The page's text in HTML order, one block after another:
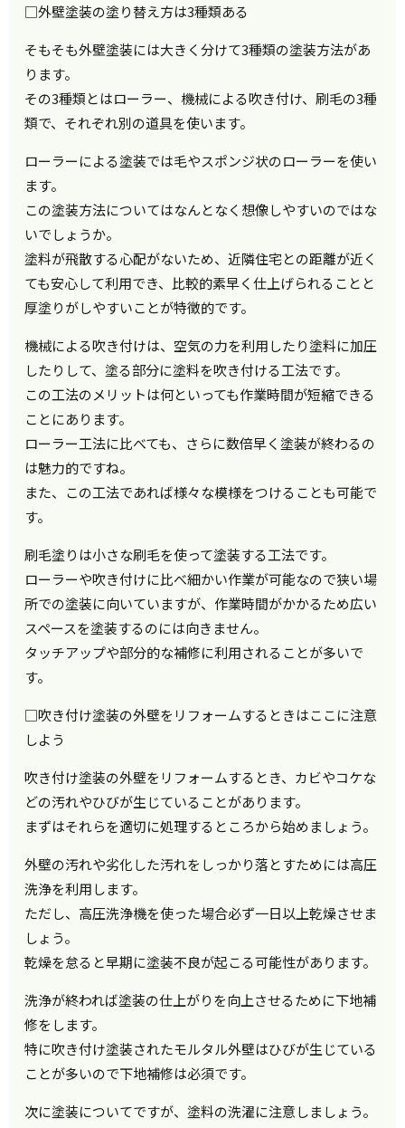
□外壁塗装の塗り替え方は3種類ある
そもそも外壁塗装には大きく分けて3種類の塗装方法があ
ります。
その3種類とはローラー、機械による吹き付け、刷毛の3種
類で、それぞれ別の道具を使います。
ローラーによる塗装では毛やスポンジ状のローラーを使い
ます。
この塗装方法についてはなんとなく想像しやすいのではな
いでしょうか。
塗料が飛散する心配がないため、近隣住宅との距離が近く
ても安心して利用でき、比較的素早く仕上げられることと
厚塗りがしやすいことが特徴的です。
機械による吹き付けは、空気の力を利用したり塗料に加圧
したりして、塗る部分に塗料を吹き付ける工法です。
この工法のメリットは何といっても作業時間が短縮できる
ことにあります。
ローラー工法に比べても、さらに数倍早く塗装が終わるの
は魅力的ですね。
また、この工法であれば様々な模様をつけることも可能で
す。
刷毛塗りは小さな刷毛を使って塗装する工法です。
ローラーや吹き付けに比べ細かい作業が可能なので狭い場
所での塗装に向いていますが、作業時間がかかるため広い
スペースを塗装するのには向きません。
タッチアップや部分的な補修に利用されることが多いで
す。
□吹き付け塗装の外壁をリフォームするときはここに注意
しよう
吹き付け塗装の外壁をリフォームするとき、カビやコケな
どの汚れやひびが生じていることがあります。
まずはそれらを適切に処理するところから始めましょう。
外壁の汚れや劣化した汚れをしっかり落とすためには高圧
洗浄を利用します。
ただし、高圧洗浄機を使った場合必ず一日以上乾燥させま
しょう。
乾燥を怠ると早期に塗装不良が起こる可能性があります。
洗浄が終われば塗装の仕上がりを向上させるために下地補
修をします。
特に吹き付け塗装されたモルタル外壁はひびが生じている
ことが多いので下地補修は必須です。
次に塗装についてですが、塗料の洗濯に注意しましょう。